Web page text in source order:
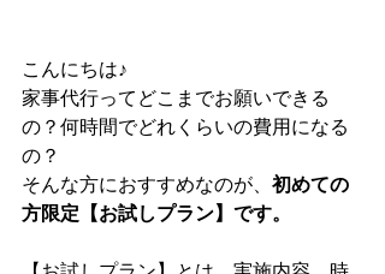
こんにちは♪
家事代行ってどこまでお願いできる
の？何時間でどれくらいの費用になる
の？
そんな方におすすめなのが、 初めての
方限定【お試しプラン】です。